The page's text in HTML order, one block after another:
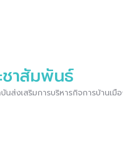
ชาสัมพันธ์
ส่งเสริมการบริหารกิจการบ้านเ